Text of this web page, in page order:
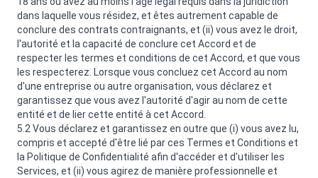
dans laquelle vous résidez, et êtes autrement capable de
conclure des contrats contraignants, et (ii) vous avez le droit,
l'autorité et la capacité de conclure cet Accord et de
respecter les termes et conditions de cet Accord, et que vous
les respecterez. Lorsque vous concluez cet Accord au nom
d'une entreprise ou autre organisation, vous déclarez et
garantissez que vous avez l'autorité d'agir au nom de cette
entité et de lier cette entité à cet Accord.
5.2 Vous déclarez et garantissez en outre que (i) vous avez lu,
compris et accepté d'être lié par ces Termes et Conditions et
la Politique de Confidentialité afin d'accéder et d'utiliser les
Services, et (ii) vous agirez de manière professionnelle et